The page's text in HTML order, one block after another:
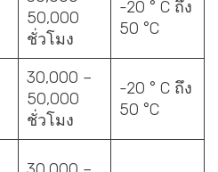
50,000
ชั่วโมง
-20 ° C ถึง
50 °C
30,000 –
50,000
ชั่วโมง
-20 ° C ถึง
50 °C